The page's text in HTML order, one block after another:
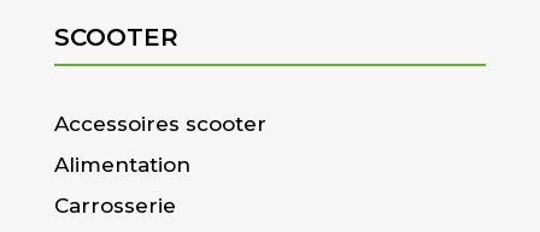
SCOOTER
Accessoires scooter
Alimentation
Carrosserie